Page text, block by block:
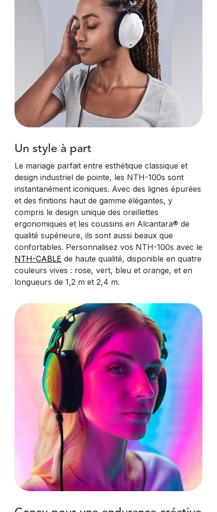
Un style à part
Le mariage parfait entre esthétique classique et
design industriel de pointe, les NTH-100s sont
instantanément iconiques. Avec des lignes épurées
et des finitions haut de gamme élégantes, y
compris le design unique des oreillettes
ergonomiques et les coussins en Alcantara® de
qualité supérieure, ils sont aussi beaux que
confortables. Personnalisez vos NTH-100s avec le
NTH-CABLE de haute qualité, disponible en quatre
couleurs vives : rose, vert, bleu et orange, et en
longueurs de 1,2 m et 2,4 m.